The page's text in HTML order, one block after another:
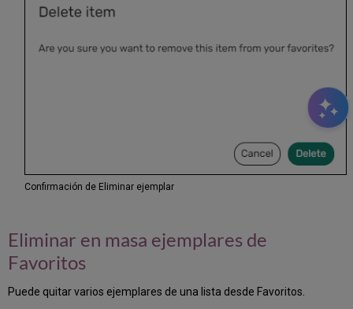
Confirmación de Eliminar ejemplar
Eliminar en masa ejemplares de
Favoritos
Puede quitar varios ejemplares de una lista desde Favoritos.